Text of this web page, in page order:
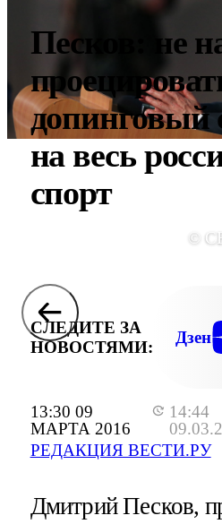
13:30 09
МАРТА 2016
14:44
РЕДАКЦИЯ ВЕСТИ.РУ
Песков: не
допинговый
на весь
спорт
©
СЛЕДИТЕ ЗА
НОВОСТЯМИ:
Дзен
Дмитрий Песков,